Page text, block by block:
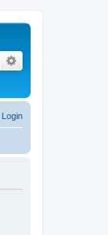
Search
Login